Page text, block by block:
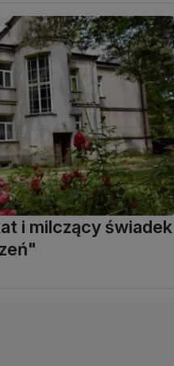
i milczący świadek